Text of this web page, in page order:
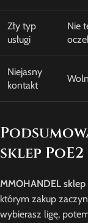
Zły typ
usługi
Nie
Niejasny
kontakt
sklep
MMOHANDEL sklep
którym zakup
wybierasz ligę,